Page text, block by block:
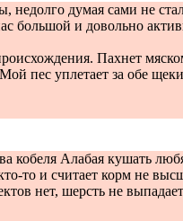
думая сами не
большой и довольно
Пахнет
пес уплетает за обе
Алабая кушать
то и считает корм не
нет, шерсть не